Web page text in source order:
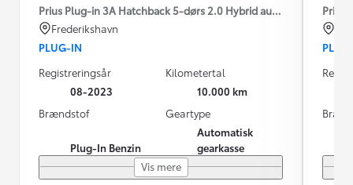
Prius Plug-in 3A Hatchback 5-dørs 2.0 Hybrid aut. gear Elegant -
Frederikshavn
PLUG-IN
Registreringsår
08-2023
Kilometertal
10.000 km
Brændstof
Plug-In Benzin
Geartype
Automatisk
gearkasse
Vis mere
Prius